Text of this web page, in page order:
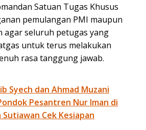
Satuan Tugas Khusus
pemulangan PMI maupun
agar seluruh petugas yang
untuk terus melakukan
rasa tanggung jawab.
Syech dan Ahmad Muzani
Pesantren Nur Iman di
Sutiawan Cek Kesiapan